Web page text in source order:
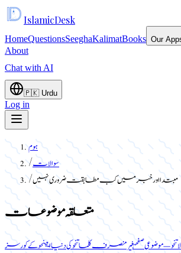
IslamicDesk
HomeQuestionsSeeghaKalimatBooks Our
About
Chat with AI
🇵🇰 Urdu
Log in
ہوم
/سوالات
/مبتدا اور خبر میں کب مطابقت ضروری نہیں
متعلقہ موضوعات
نحو — موضوعی صفحہغیر منصرف کلماتنحو کی دنیا ایپنحو کے کورسز